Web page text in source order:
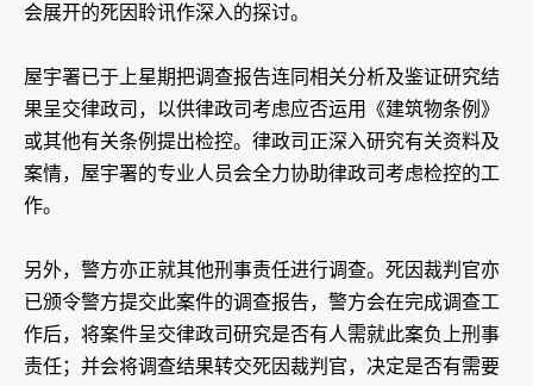
会展开的死因聆讯作深入的探讨。
屋宇署已于上星期把调查报告连同相关分析及鉴证研究结
果呈交律政司，以供律政司考虑应否运用《建筑物条例》
或其他有关条例提出检控。律政司正深入研究有关资料及
案情，屋宇署的专业人员会全力协助律政司考虑检控的工
作。
另外，警方亦正就其他刑事责任进行调查。死因裁判官亦
已颁令警方提交此案件的调查报告，警方会在完成调查工
作后，将案件呈交律政司研究是否有人需就此案负上刑事
责任；并会将调查结果转交死因裁判官，决定是否有需要